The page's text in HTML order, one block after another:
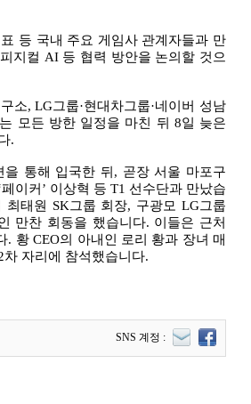
등 국내 주요 게임사 관계자들과 만
지컬 AI 등 협력 방안을 논의할 것으
소, LG그룹·현대차그룹·네이버 성남
모든 방한 일정을 마친 뒤 8일 늦은
.
을 통해 입국한 뒤, 곧장 서울 마포구
이커’ 이상혁 등 T1 선수단과 만났습
태원 SK그룹 회장, 구광모 LG그룹
만찬 회동을 했습니다. 이들은 근처
황 CEO의 아내인 로리 황과 장녀 매
자리에 참석했습니다.
SNS 계정 :